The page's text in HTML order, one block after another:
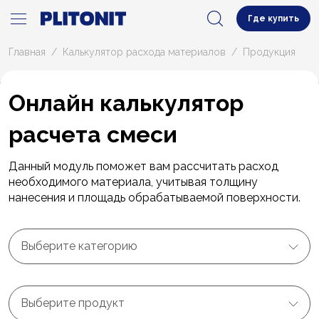
Где купить
Главная Калькулятор расхода материалов Продукция
Онлайн калькулятор
расчета смеси
Данный модуль поможет вам рассчитать расход
необходимого материала, учитывая толщину
нанесения и площадь обрабатываемой поверхности.
Выберите категорию
Выберите продукт